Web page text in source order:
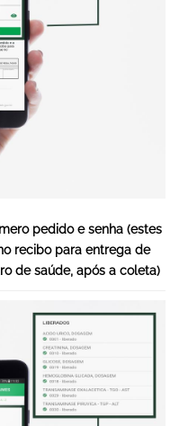
pedido e senha (estes
recibo para entrega de
de saúde, após a coleta)